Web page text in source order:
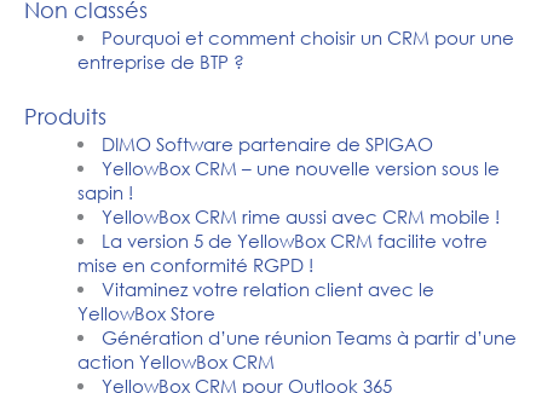
Non classés
Pourquoi et comment choisir un CRM pour une
entreprise de BTP ?
Produits
DIMO Software partenaire de SPIGAO
YellowBox CRM – une nouvelle version sous le
sapin !
YellowBox CRM rime aussi avec CRM mobile !
La version 5 de YellowBox CRM facilite votre
mise en conformité RGPD !
Vitaminez votre relation client avec le
YellowBox Store
Génération d’une réunion Teams à partir d’une
action YellowBox CRM
YellowBox CRM pour Outlook 365